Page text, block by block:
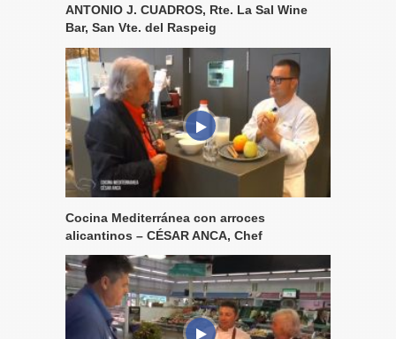
ANTONIO J. CUADROS, Rte. La Sal Wine
Bar, San Vte. del Raspeig
Cocina Mediterránea con arroces
alicantinos – CÉSAR ANCA, Chef